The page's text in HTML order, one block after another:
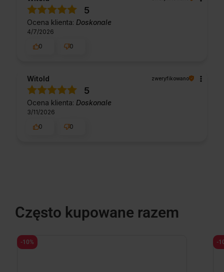
5
Ocena klienta: Doskonale
4/7/2026
0
0
Witold zweryfikowano
5
Ocena klienta: Doskonale
3/11/2026
0
0
Często kupowane razem
-10% -